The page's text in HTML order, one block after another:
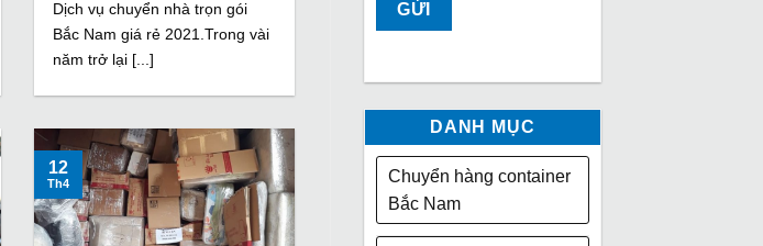
Dịch vụ chuyển nhà trọn gói
Bắc Nam giá rẻ 2021.Trong vài
năm trở lại [...]
12
Th4
DANH MỤC
Chuyển hàng container
Bắc Nam